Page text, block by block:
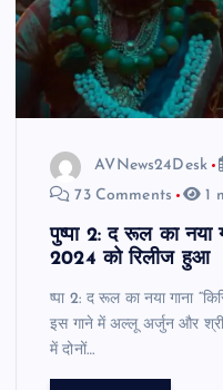
AVNews24Desk
73 Comments
1
पुष्पा 2: द रूल का नया
2024 को रिलीज हुआ
ष्पा 2: द रूल का नया गाना
इस गाने में अल्लू अर्जुन और
में दोनों…